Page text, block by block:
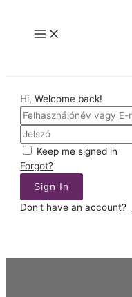
content
Main
Hi, Welcome back!
Keep me signed in
Forgot?
Sign In
Don't have an account?